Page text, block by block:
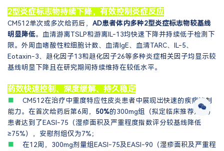
2型炎症标志物持续下降，有效控制炎症反应
CM512单次或多次给药后， AD患者体内多种2型炎症标志物较基线
明显降低。血清游离TSLP和游离IL-13均快速下降并持续低于检测下
限。外周血嗜酸性粒细胞计数、血清IgE、血清TARC、IL-5、
Eotaxin-3、趋化因子13和趋化因子26等多种炎症相关因子均显示较
基线明显下降且在研究期间持续维持在较低水平。
药效快速控制、深度缓解、持久稳定
■ CM512在治疗中重度特应性皮炎患者中展现出快速的疾病控制
能力。在首次给药后第6周， 50%的300mg组（拟定临床推荐剂量）
患者达到了EASI-75（湿疹面积及严重程度指数评分较基线降低
≥75%），安慰剂组仅为7%；
■ 在12周，300mg剂量组EASI-75及EASI-90（湿疹面积及严重程